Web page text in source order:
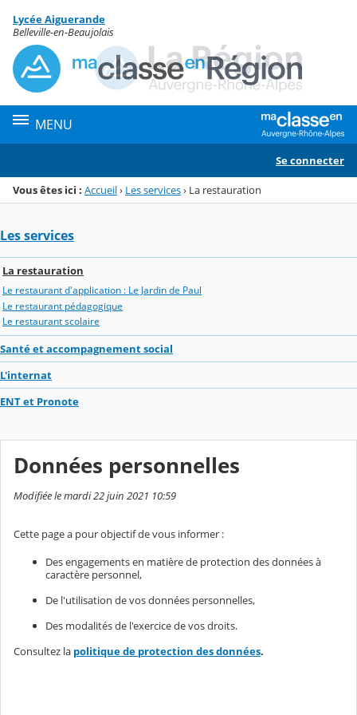
Menu de la rubrique
Contenu
Lycée Aiguerande
Belleville-en-Beaujolais
MENU
Se connecter
Vous êtes ici : Accueil› Les services› La restauration
Les services
La restauration
Le restaurant d'application : Le Jardin de Paul
Le restaurant pédagogique
Le restaurant scolaire
Santé et accompagnement social
L'internat
ENT et Pronote
Données personnelles
Modifiée le mardi 22 juin 2021 10:59
Cette page a pour objectif de vous informer :
Des engagements en matière de protection des données à
caractère personnel,
De l'utilisation de vos données personnelles,
Des modalités de l'exercice de vos droits.
Consultez la politique de protection des données.